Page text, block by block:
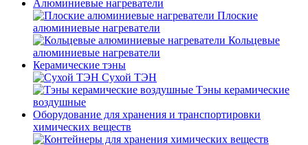
Алюминиевые нагреватели
Плоские
алюминиевые нагреватели
Кольцевые
алюминиевые нагреватели
Керамические тэны
Сухой ТЭН
Тэны керамические
воздушные
Оборудование для хранения и транспортировки
химических веществ